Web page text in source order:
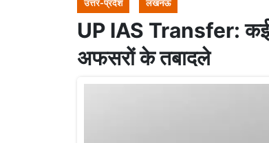
उत्तर-प्रदेश लखनऊ
UP IAS Transfer: कई
अफसरों के तबादले